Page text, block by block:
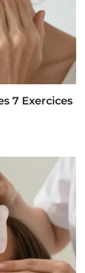
7 Exercices